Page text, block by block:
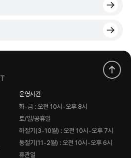
운영시간
화-금 : 오전 10시-오후 8시
토/일/공휴일
하절기(3-10월) : 오전 10시-오후 7시
동절기(11-2월) : 오전 10시-오후 6시
휴관일